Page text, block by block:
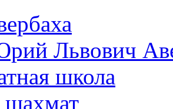
Львович
школа